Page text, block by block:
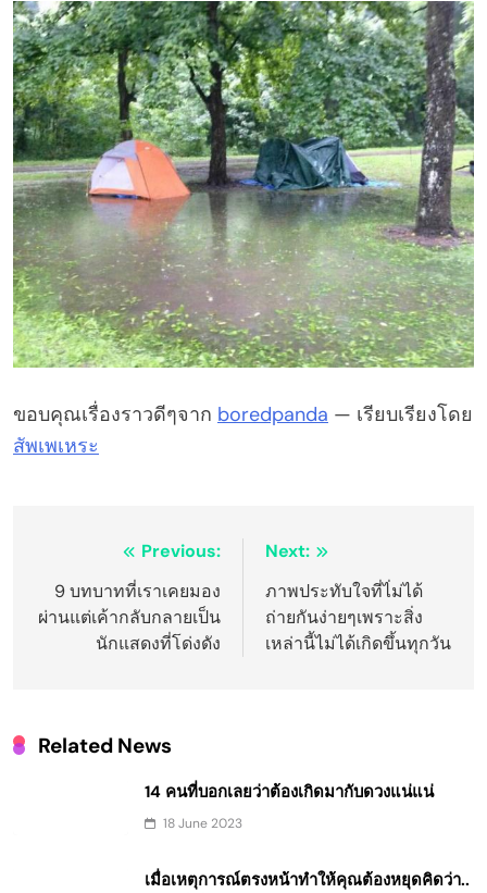
ขอบคุณเรื่องราวดีๆจาก boredpanda — เรียบเรียงโดย
สัพเพเหระ
navigation
Previous:
9 บทบาทที่เราเคยมอง
ผ่านแต่เค้ากลับกลายเป็น
นักแสดงที่โด่งดัง
Next:
ภาพประทับใจที่ไ่ม่ได้
ถ่ายกันง่ายๆเพราะสิ่ง
เหล่านี้ไม่ได้เกิดขึ้นทุกวัน
Related News
14 คนที่บอกเลยว่าต้องเกิดมากับดวงแน่แน่
18 June 2023
เมื่อเหตุการณ์ตรงหน้าทำให้คุณต้องหยุดคิดว่า..